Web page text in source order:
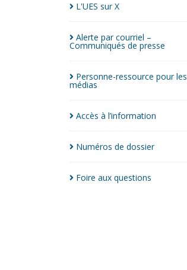
L'UES surX
Alerte par courriel –
Communiqués de presse
Personne-ressource pour les
médias
Accès à l’information
Numéros de dossier
Foire aux questions